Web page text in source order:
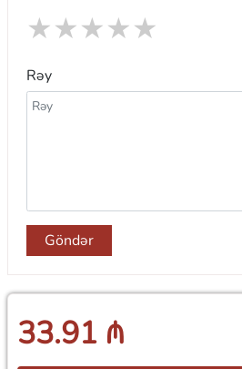
★
★
★
★
★
Rəy
Göndər
33.91 ₼